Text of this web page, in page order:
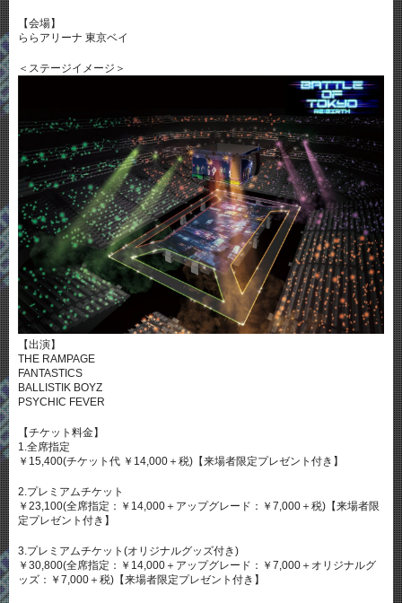
【会場】
ららアリーナ 東京ベイ
＜ステージイメージ＞
【出演】
THE RAMPAGE
FANTASTICS
BALLISTIK BOYZ
PSYCHIC FEVER
【チケット料金】
1.全席指定
￥15,400(チケット代 ￥14,000＋税)【来場者限定プレゼント付き】
2.プレミアムチケット
￥23,100(全席指定：￥14,000＋アップグレード：￥7,000＋税)【来場者限
定プレゼント付き】
3.プレミアムチケット(オリジナルグッズ付き)
￥30,800(全席指定：￥14,000＋アップグレード：￥7,000＋オリジナルグ
ッズ：￥7,000＋税)【来場者限定プレゼント付き】